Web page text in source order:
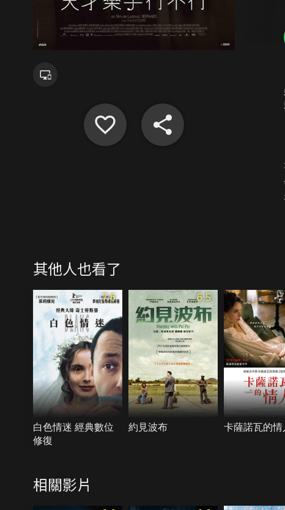
其他人也看了
7.6
白色情迷 經典數位
修復
6.5
約見波布 卡薩諾瓦的情
相關影片